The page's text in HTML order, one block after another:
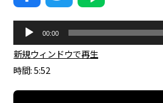
プ
レ
ヤ
00:00
新規ウィンドウで再生
時間: 5:52